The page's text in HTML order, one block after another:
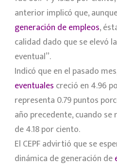
anterior implicó que,
generación de empleos,
calidad dado que se elevó
eventual .
Indicó que en el pasado
eventuales creció en 4.96
representa 0.79 puntos
año precedente, cuando
de 4.18 por ciento.
El CEPF advirtió que se
dinámica de generación de